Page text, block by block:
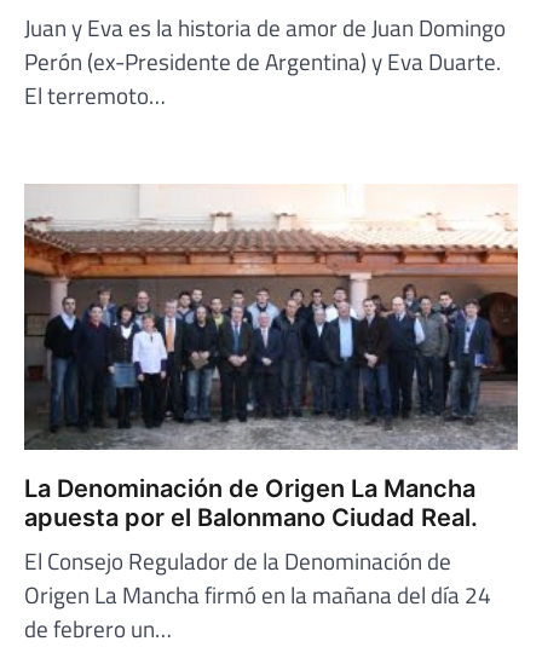
Juan y Eva es la historia de amor de Juan Domingo
Perón (ex-Presidente de Argentina) y Eva Duarte.
El terremoto…
La Denominación de Origen La Mancha
apuesta por el Balonmano Ciudad Real.
El Consejo Regulador de la Denominación de
Origen La Mancha firmó en la mañana del día 24
de febrero un…